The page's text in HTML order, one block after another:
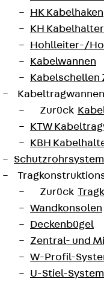
HK Kabelhaken
KH Kabelhalter
Hohlleiter-/
Kabelwannen
Kabelschellen
Zurück
KTW
KBH
Zurück
Wandkonsolen
Deckenbügel
Zentral- und
W-Profil-
U-Stiel-System